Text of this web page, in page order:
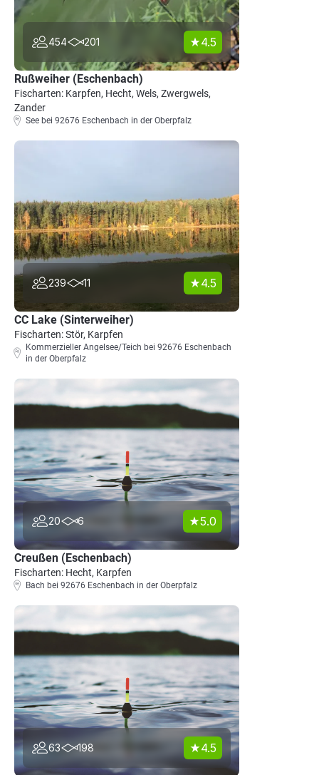
454 201 4.5
Rußweiher (Eschenbach)
Fischarten: Karpfen, Hecht, Wels, Zwergwels,
Zander
See bei 92676 Eschenbach in der Oberpfalz
239 11 4.5
CC Lake (Sinterweiher)
Fischarten: Stör, Karpfen
Kommerzieller Angelsee/Teich bei 92676 Eschenbach
in der Oberpfalz
20 6 5.0
Creußen (Eschenbach)
Fischarten: Hecht, Karpfen
Bach bei 92676 Eschenbach in der Oberpfalz
63 198 4.5